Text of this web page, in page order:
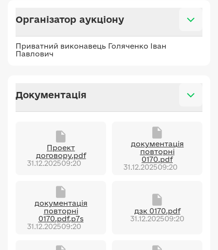
Організатор аукціону
Приватний виконавець Голяченко Іван
Павлович
Документація
Проект
договору.pdf
31.12.202509:20
документація
повторні
0170.pdf
31.12.202509:20
документація
повторні
0170.pdf.p7s
31.12.202509:20
дзк 0170.pdf
31.12.202509:20